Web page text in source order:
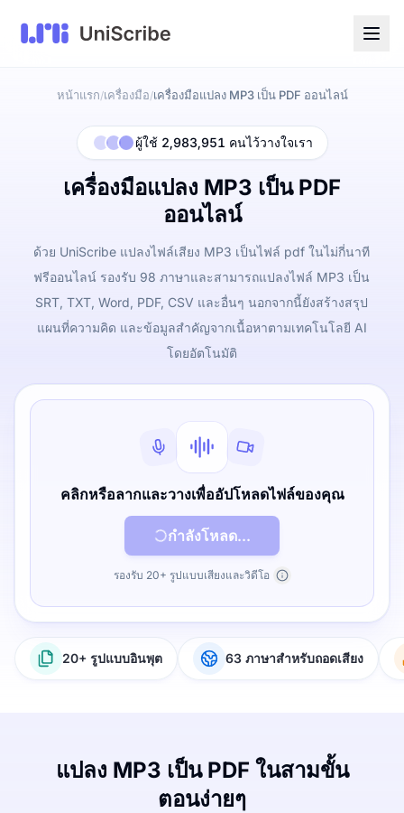
หน้าแรก/เครื่องมือ/เครื่องมือแปลง MP3 เป็น PDF ออนไลน์
ผู้ใช้ 2,983,951 คนไว้วางใจเรา
เครื่องมือแปลง MP3 เป็น PDF
ออนไลน์
ด้วย UniScribe แปลงไฟล์เสียง MP3 เป็นไฟล์ pdf ในไม่กี่นาที
ฟรีออนไลน์ รองรับ 98 ภาษาและสามารถแปลงไฟล์ MP3 เป็น
SRT, TXT, Word, PDF, CSV และอื่นๆ นอกจากนี้ยังสร้างสรุป
แผนที่ความคิด และข้อมูลสำคัญจากเนื้อหาตามเทคโนโลยี AI
โดยอัตโนมัติ
คลิกหรือลากและวางเพื่ออัปโหลดไฟล์ของคุณ
กำลังโหลด...
รองรับ 20+ รูปแบบเสียงและวิดีโอ
20+ รูปแบบอินพุต 63 ภาษาสำหรับถอดเสียง
แปลง MP3 เป็น PDF ในสามขั้น
ตอนง่ายๆ